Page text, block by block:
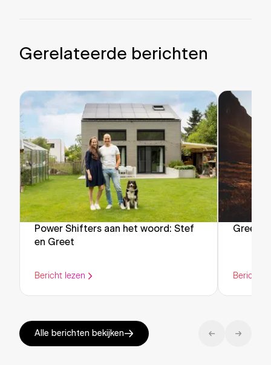
Gerelateerde berichten
Power Shifters aan het woord: Stef
en Greet
Bericht lezen
Green
Bericht
Alle berichten bekijken